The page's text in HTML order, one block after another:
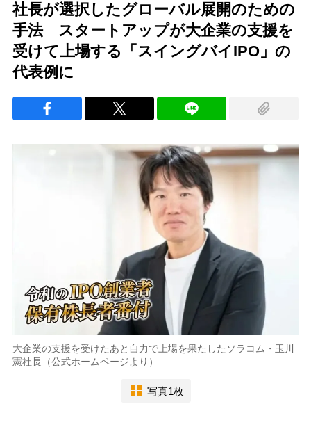
社長が選択したグローバル展開のための
手法 スタートアップが大企業の支援を
受けて上場する「スイングバイIPO」の
代表例に
大企業の支援を受けたあと自力で上場を果たしたソラコム・玉川
憲社長（公式ホームページより）
写真1枚